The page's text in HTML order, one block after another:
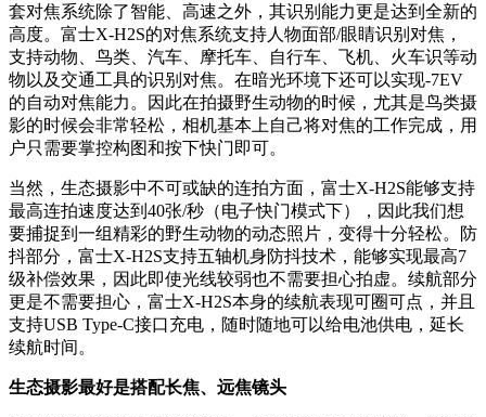
套对焦系统除了智能、高速之外，其识别能力更是达到全新的
高度。富士X-H2S的对焦系统支持人物面部/眼睛识别对焦，
支持动物、鸟类、汽车、摩托车、自行车、飞机、火车识等动
物以及交通工具的识别对焦。在暗光环境下还可以实现-7EV
的自动对焦能力。因此在拍摄野生动物的时候，尤其是鸟类摄
影的时候会非常轻松，相机基本上自己将对焦的工作完成，用
户只需要掌控构图和按下快门即可。
当然，生态摄影中不可或缺的连拍方面，富士X-H2S能够支持
最高连拍速度达到40张/秒（电子快门模式下），因此我们想
要捕捉到一组精彩的野生动物的动态照片，变得十分轻松。防
抖部分，富士X-H2S支持五轴机身防抖技术，能够实现最高7
级补偿效果，因此即使光线较弱也不需要担心拍虚。续航部分
更是不需要担心，富士X-H2S本身的续航表现可圈可点，并且
支持USB Type-C接口充电，随时随地可以给电池供电，延长
续航时间。
生态摄影最好是搭配长焦、远焦镜头